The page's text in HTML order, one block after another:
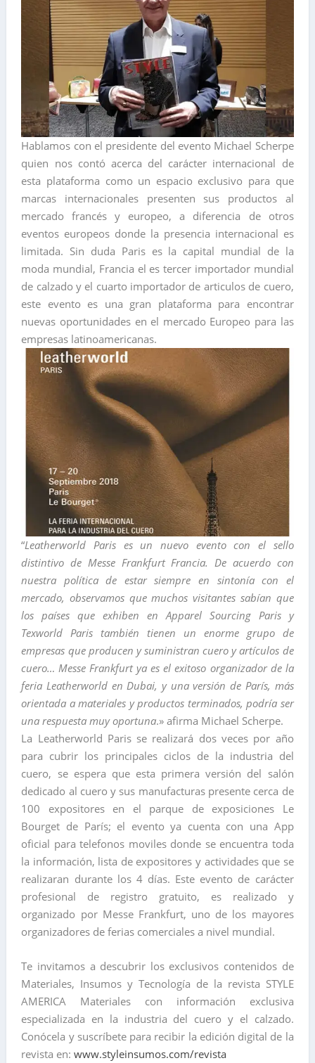
Hablamos con el presidente del evento Michael Scherpe
quien nos contó acerca del carácter internacional de
esta plataforma como un espacio exclusivo para que
marcas internacionales presenten sus productos al
mercado francés y europeo, a diferencia de otros
eventos europeos donde la presencia internacional es
limitada. Sin duda Paris es la capital mundial de la
moda mundial, Francia el es tercer importador mundial
de calzado y el cuarto importador de articulos de cuero,
este evento es una gran plataforma para encontrar
nuevas oportunidades en el mercado Europeo para las
empresas latinoamericanas.
“Leatherworld Paris es un nuevo evento con el sello
distintivo de Messe Frankfurt Francia. De acuerdo con
nuestra política de estar siempre en sintonía con el
mercado, observamos que muchos visitantes sabían que
los países que exhiben en Apparel Sourcing Paris y
Texworld Paris también tienen un enorme grupo de
empresas que producen y suministran cuero y artículos de
cuero… Messe Frankfurt ya es el exitoso organizador de la
feria Leatherworld en Dubai, y una versión de París, más
orientada a materiales y productos terminados, podría ser
una respuesta muy oportuna.» afirma Michael Scherpe.
La Leatherworld Paris se realizará dos veces por año
para cubrir los principales ciclos de la industria del
cuero, se espera que esta primera versión del salón
dedicado al cuero y sus manufacturas presente cerca de
100 expositores en el parque de exposiciones Le
Bourget de París; el evento ya cuenta con una App
oficial para telefonos moviles donde se encuentra toda
la información, lista de expositores y actividades que se
realizaran durante los 4 días. Este evento de carácter
profesional de registro gratuito, es realizado y
organizado por Messe Frankfurt, uno de los mayores
organizadores de ferias comerciales a nivel mundial.
Te invitamos a descubrir los exclusivos contenidos de
Materiales, Insumos y Tecnología de la revista STYLE
AMERICA Materiales con información exclusiva
especializada en la industria del cuero y el calzado.
Conócela y suscríbete para recibir la edición digital de la
revista en:www.styleinsumos.com/revista